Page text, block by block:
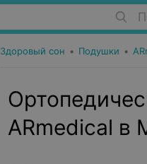
Здоровый сон • Подушки •
ARmedical в